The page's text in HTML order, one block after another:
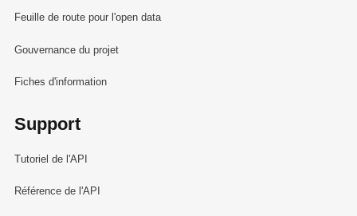
Feuille de route pour l'open data
Gouvernance du projet
Fiches d'information
Support
Tutoriel de l'API
Référence de l'API